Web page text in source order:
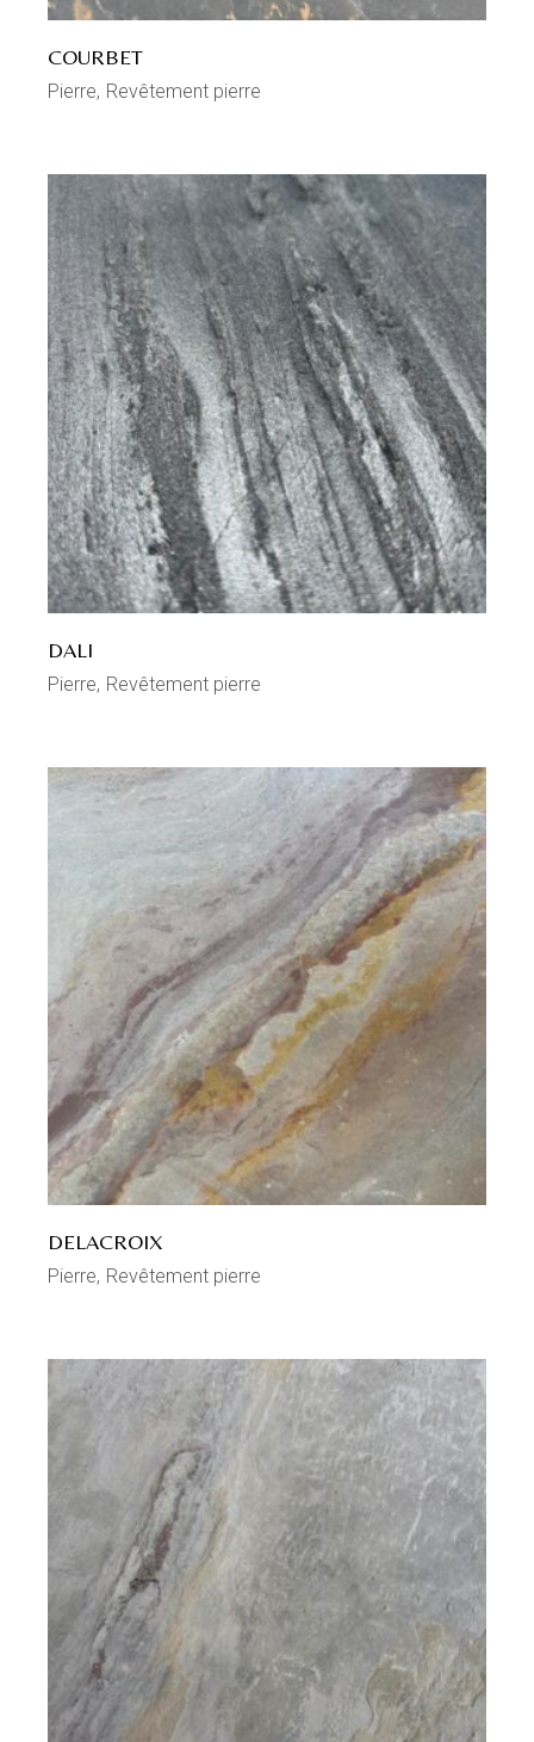
COURBET
Pierre Revêtement pierre
DALI
Pierre Revêtement pierre
DELACROIX
Pierre Revêtement pierre